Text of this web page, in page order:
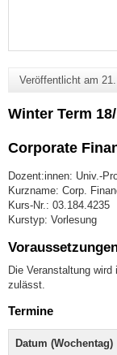
Veröffentlicht am
Winter Term
Corporate
Dozent:innen: Univ.-
Kurzname: Corp.
Kurs-Nr.: 03.184.4235
Kurstyp: Vorlesung
Die Veranstaltung
zulässt.
Termine
Datum (Wochentag)